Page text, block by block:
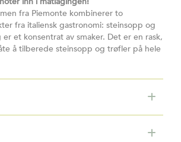
fra Piemonte kombinerer to
fra italiensk gastronomi: steinsopp og
et konsentrat av smaker. Det er en rask,
å tilberede steinsopp og trøfler på hele